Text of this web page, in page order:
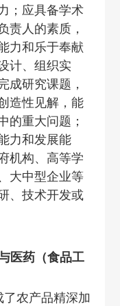
；应具备学术
责人的素质，
力和乐于奉献
计、组织实
成研究课题，
造性见解，能
的重大问题；
力和发展能
机构、高等学
大中型企业等
、技术开发或
医药（食品工
农产品精深加